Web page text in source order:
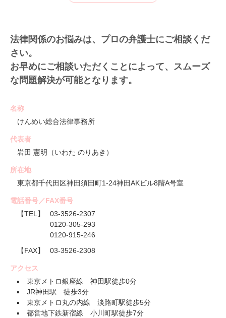
法律関係のお悩みは、プロの弁護士にご相談くだ
さい。
お早めにご相談いただくことによって、スムーズ
な問題解決が可能となります。
名称
けんめい総合法律事務所
代表者
岩田 憲明（いわた のりあき）
所在地
東京都千代田区神田須田町1-24神田AKビル8階A号室
電話番号／FAX番号
【TEL】
03-3526-2307
0120-305-293
0120-915-246
【FAX】
03-3526-2308
アクセス
東京メトロ銀座線 神田駅徒歩0分
JR神田駅 徒歩3分
東京メトロ丸の内線 淡路町駅徒歩5分
都営地下鉄新宿線 小川町駅徒歩7分